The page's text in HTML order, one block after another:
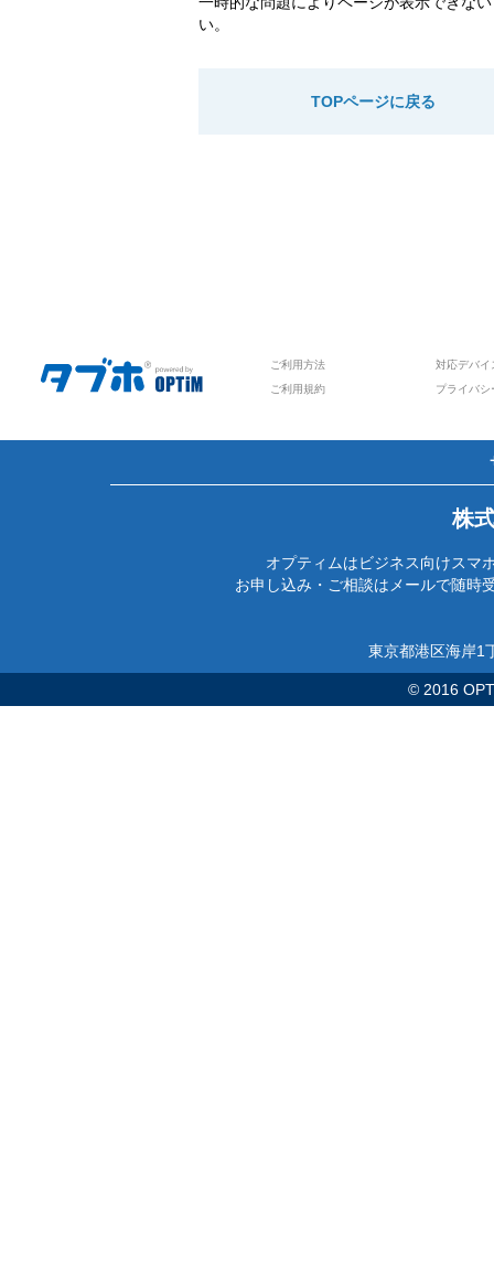
い。
TOPページに戻る
ご利用方法
対応デバイ
ご利用規約
プライバシ
株
オプティムはビジネス向けスマ
お申し込み・ご相談はメールで随時
東京都港区海岸1
© 2016